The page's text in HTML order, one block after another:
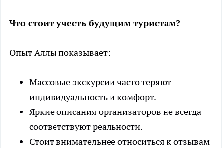
Что стоит учесть будущим туристам?
Опыт Аллы показывает:
Массовые экскурсии часто теряют
индивидуальность и комфорт.
Яркие описания организаторов не всегда
соответствуют реальности.
Стоит внимательнее относиться к отзывам